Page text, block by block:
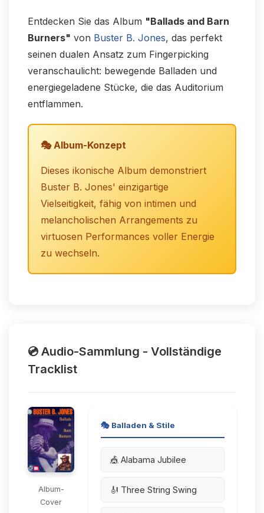
Entdecken Sie das Album "Ballads and Barn
Burners" von Buster B. Jones, das perfekt
seinen dualen Ansatz zum Fingerpicking
veranschaulicht: bewegende Balladen und
energiegeladene Stücke, die das Auditorium
entflammen.
🎭 Album-Konzept
Dieses ikonische Album demonstriert
Buster B. Jones' einzigartige
Vielseitigkeit, fähig von intimen und
melancholischen Arrangements zu
virtuosen Performances voller Energie
zu wechseln.
💿 Audio-Sammlung - Vollständige
Tracklist
Album-
Cover
🎭 Balladen & Stile
🎪 Alabama Jubilee
🎻 Three String Swing